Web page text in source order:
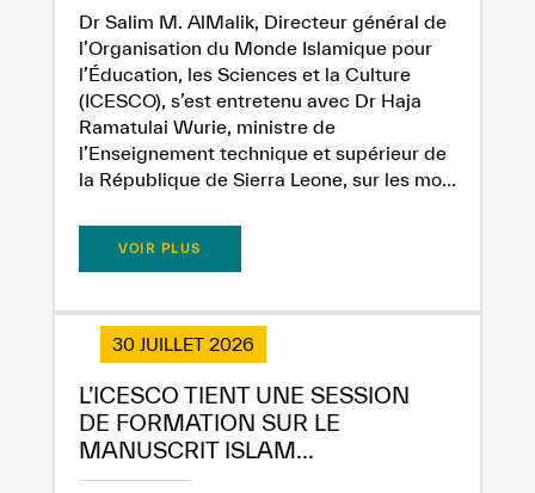
✪
✪ ✪
✪ ✪ ✪
✪ ✪ ✪ ✪
✪ ✪ ✪ ✪ ✪
Dissatisfied
Dr Salim M. AlMalik, Directeur général de
l’Organisation du Monde Islamique pour
l’Éducation, les Sciences et la Culture
(ICESCO), s’est entretenu avec Dr Haja
Ramatulai Wurie, ministre de
l’Enseignement technique et supérieur de
la République de Sierra Leone, sur les mo...
VOIR PLUS
30 JUILLET 2026
L’ICESCO TIENT UNE SESSION
DE FORMATION SUR LE
MANUSCRIT ISLAM...